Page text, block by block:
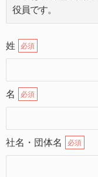
役員です。
姓 必須
名 必須
社名・団体名 必須